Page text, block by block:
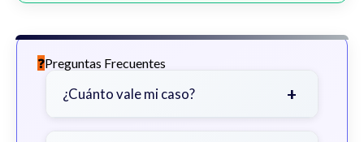
Preguntas Frecuentes
¿Cuánto vale mi caso? +